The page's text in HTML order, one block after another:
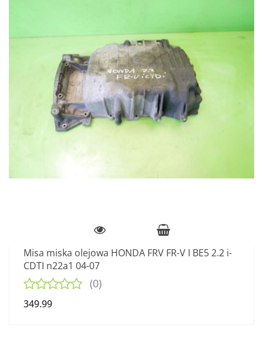
Misa miska olejowa HONDA FRV FR-V I BE5 2.2 i-
CDTI n22a1 04-07
(0)
349.99